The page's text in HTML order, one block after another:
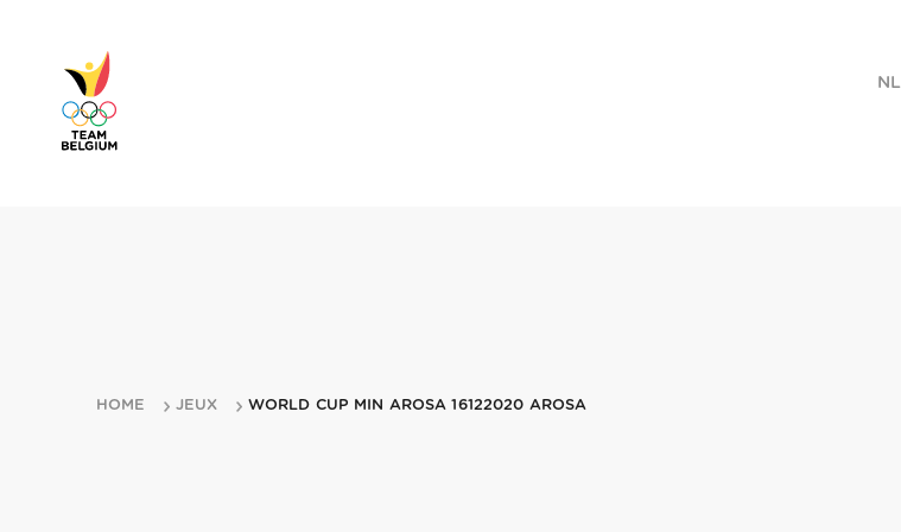
NL
HOME JEUX WORLD CUP MIN AROSA 16122020 AROSA